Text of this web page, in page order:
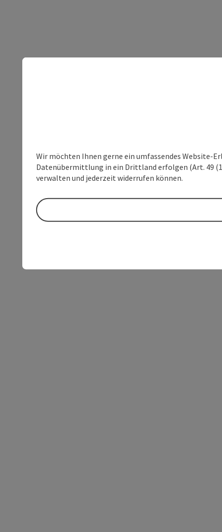
Wir möchten Ihnen gerne ein umfassendes Website-
Datenübermittlung in ein Drittland erfolgen (Art. 49
verwalten und jederzeit widerrufen können.